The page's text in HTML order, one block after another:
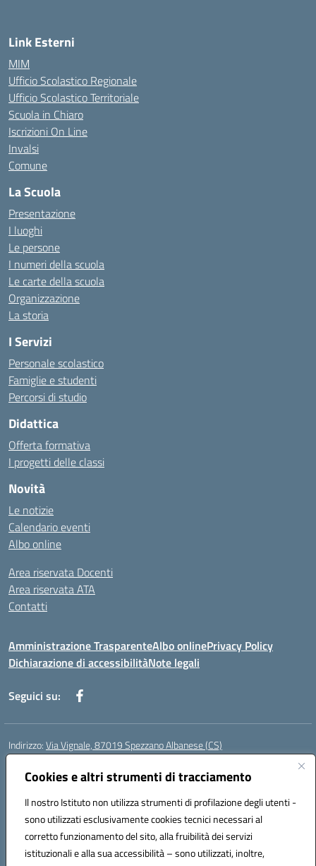
Cookies e altri strumenti di tracciamento
Il nostro Istituto non utilizza strumenti di profilazione degli utenti -
sono utilizzati esclusivamente cookies tecnici necessari al
corretto funzionamento del sito, alla fruibilità dei servizi
istituzionali e alla sua accessibilità – sono utilizzati, inoltre,
Link Esterni
MIM
Ufficio Scolastico Regionale
Ufficio Scolastico Territoriale
Scuola in Chiaro
Iscrizioni On Line
Invalsi
Comune
La Scuola
Presentazione
I luoghi
Le persone
I numeri della scuola
Le carte della scuola
Organizzazione
La storia
I Servizi
Personale scolastico
Famiglie e studenti
Percorsi di studio
Didattica
Offerta formativa
I progetti delle classi
Novità
Le notizie
Calendario eventi
Albo online
Area riservata Docenti
Area riservata ATA
Contatti
Amministrazione TrasparenteAlbo onlinePrivacy Policy
Dichiarazione di accessibilitàNote legali
Seguici su:
Indirizzo:Via Vignale, 87019 Spezzano Albanese (CS)
Centralino:
Posta elettronica certificata (PEC):csic878003@pec.istruzione.it
Codice fiscale: 94018300783
Codice meccanografico:CSIC878003
Codice Indice delle Pubbliche Amministrazioni (IPA): istsc_csic878003
Codice unico di fatturazione (CUF): UFK2HU